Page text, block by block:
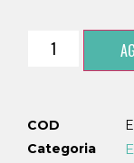
COD
Categoria